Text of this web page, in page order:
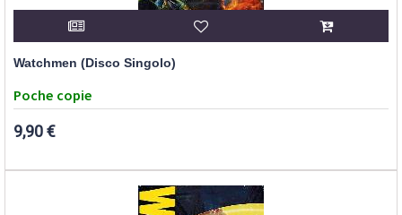
Watchmen (Disco Singolo)
Poche copie
9,90 €